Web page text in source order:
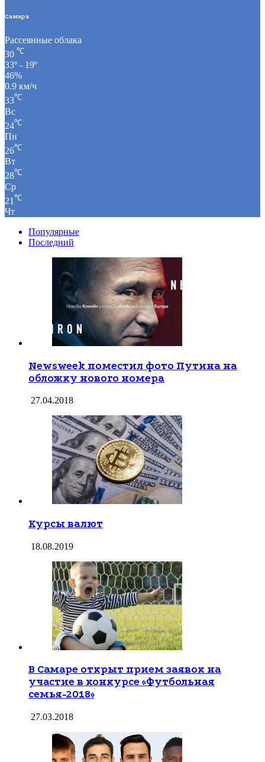
Самара
Рассеянные облака
30 ℃
33º - 19º
46%
0.9 км/ч
33℃
Вс
24℃
Пн
26℃
Вт
28℃
Ср
21 ℃
Чт
Популярные
Последний
Newsweek поместил фото Путина на
обложку нового номера
27.04.2018
Курсы валют
18.08.2019
В Самаре открыт прием заявок на
участие в конкурсе «Футбольная
семья-2018»
27.03.2018